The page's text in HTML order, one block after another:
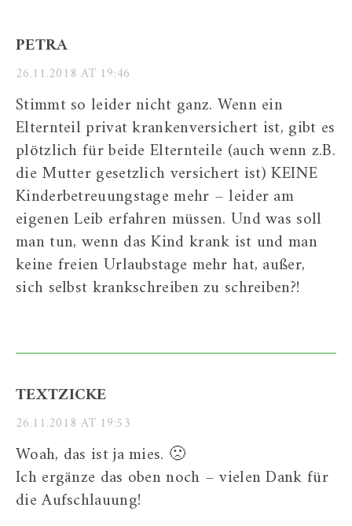
PETRA
26.11.2018 AT 19:46
Stimmt so leider nicht ganz. Wenn ein
Elternteil privat krankenversichert ist, gibt es
plötzlich für beide Elternteile (auch wenn z.B.
die Mutter gesetzlich versichert ist) KEINE
Kinderbetreuungstage mehr – leider am
eigenen Leib erfahren müssen. Und was soll
man tun, wenn das Kind krank ist und man
keine freien Urlaubstage mehr hat, außer,
sich selbst krankschreiben zu schreiben?!
TEXTZICKE
26.11.2018 AT 19:53
Woah, das ist ja mies. 🙁
Ich ergänze das oben noch – vielen Dank für
die Aufschlauung!